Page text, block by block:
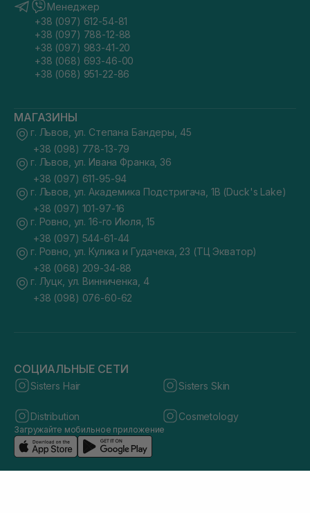
Менеджер
+38 (097) 612-54-81
+38 (097) 788-12-88
+38 (097) 983-41-20
+38 (068) 693-46-00
+38 (068) 951-22-86
МАГАЗИНЫ
г. Львов, ул. Степана Бандеры, 45
+38 (098) 778-13-79
г. Львов, ул. Ивана Франка, 36
+38 (097) 611-95-94
г. Львов, ул. Академика Подстригача, 1В (Duck's Lake)
+38 (097) 101-97-16
г. Ровно, ул. 16-го Июля, 15
+38 (097) 544-61-44
г. Ровно, ул. Кулика и Гудачека, 23 (ТЦ Экватор)
+38 (068) 209-34-88
г. Луцк, ул. Винниченка, 4
+38 (098) 076-60-62
СОЦИАЛЬНЫЕ СЕТИ
Sisters Hair Sisters Skin
Distribution Cosmetology
Загружайте мобильное приложение